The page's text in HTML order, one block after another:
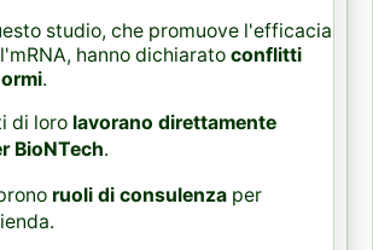
studio, che promuove l'efficacia
hanno dichiarato conflitti
.
di loro lavorano direttamente
BioNTech.
ruoli di consulenzaper